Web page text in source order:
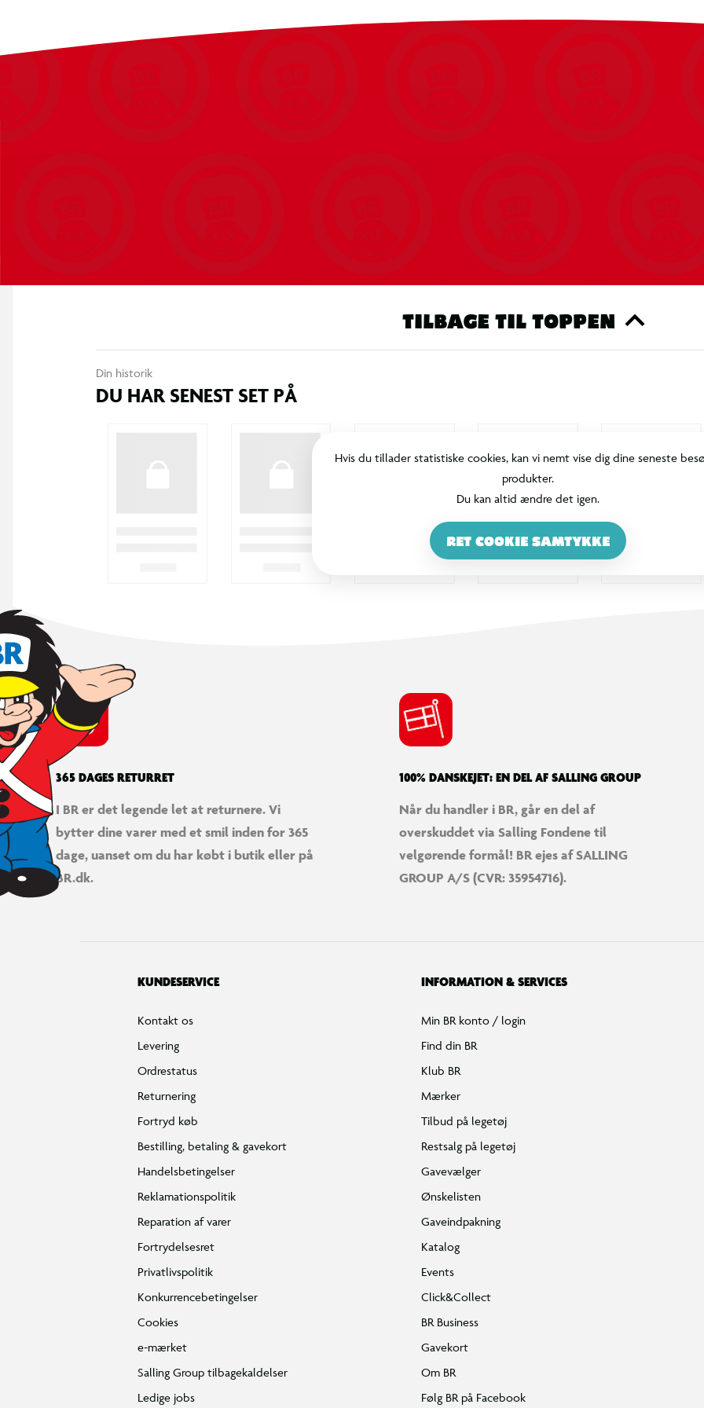
TILBAGE TIL TOPPEN
Din historik
DU HAR SENEST SET PÅ
Hvis du tillader statistiske cookies, kan vi nemt vise dig dine seneste
produkter.
Du kan altid ændre det igen.
RET COOKIE SAMTYKKE
365 DAGES RETURRET
I BR er det legende let at returnere. Vi
bytter dine varer med et smil inden for 365
dage, uanset om du har købt i butik eller på
BR.dk.
100% DANSKEJET: EN DEL AF SALLING GROUP
Når du handler i BR, går en del af
overskuddet via Salling Fondene til
velgørende formål! BR ejes af SALLING
GROUP A/S (CVR: 35954716).
KUNDESERVICE
Kontakt os
Levering
Ordrestatus
Returnering
Fortryd køb
Bestilling, betaling & gavekort
Handelsbetingelser
Reklamationspolitik
Reparation af varer
Fortrydelsesret
Privatlivspolitik
Konkurrencebetingelser
Cookies
e-mærket
Salling Group tilbagekaldelser
Ledige jobs
INFORMATION & SERVICES
Min BR konto / login
Find din BR
Klub BR
Mærker
Tilbud på legetøj
Restsalg på legetøj
Gavevælger
Ønskelisten
Gaveindpakning
Katalog
Events
Click&Collect
BR Business
Gavekort
Om BR
Følg BR på Facebook